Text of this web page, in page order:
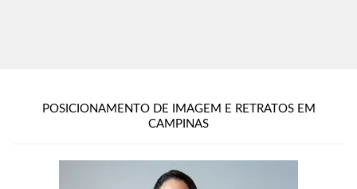
POSICIONAMENTO DE IMAGEM E RETRATOS EM
CAMPINAS